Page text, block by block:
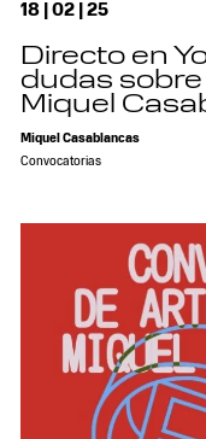
18 | 02 | 25
Directo en
dudas
Miquel
Miquel Casablancas
Convocatorias